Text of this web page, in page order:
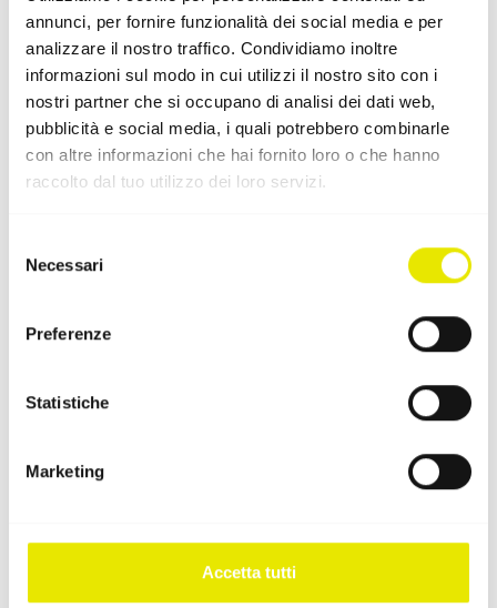
annunci, per fornire funzionalità dei social media e per
analizzare il nostro traffico. Condividiamo inoltre
informazioni sul modo in cui utilizzi il nostro sito con i
nostri partner che si occupano di analisi dei dati web,
pubblicità e social media, i quali potrebbero combinarle
con altre informazioni che hai fornito loro o che hanno
raccolto dal tuo utilizzo dei loro servizi.
delNecessari
Preferenze
Statistiche
Marketing
Accetta tutti
Complementi adatti a questo
accessorio
Da Pro-Tent, la sicurezza è al primo posto. Per questo
il suo gazebo.